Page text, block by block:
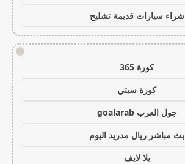
شراء سيارات قديمة تشليح
!
كورة 365
كورة سيتي
جول العرب goalarab
بث مباشر ريال مدريد اليوم
يلا لايف